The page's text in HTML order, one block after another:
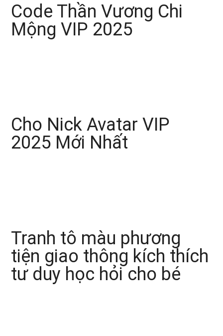
Code Thần Vương Chi
Mộng VIP 2025
Cho Nick Avatar VIP
2025 Mới Nhất
Tranh tô màu phương
tiện giao thông kích thích
tư duy học hỏi cho bé